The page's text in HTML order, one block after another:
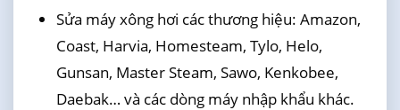
Sửa máy xông hơi các thương hiệu: Amazon,
Coast, Harvia, Homesteam, Tylo, Helo,
Gunsan, Master Steam, Sawo, Kenkobee,
Daebak… và các dòng máy nhập khẩu khác.